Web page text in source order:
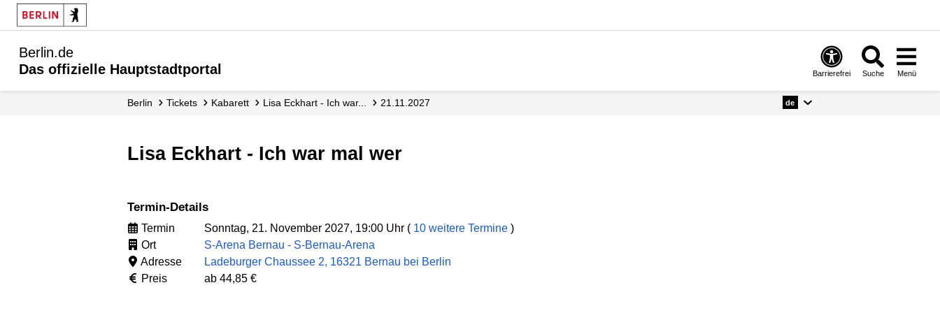
Berlin.de
Das offizielle Hauptstadtportal
Barrierefrei Suche Menü
Berlin Tickets Kabarett Lisa Eckhart - Ich war... 21.11.2027 de
Lisa Eckhart - Ich war mal wer
Termin-Details
Termin Sonntag, 21. November 2027, 19:00 Uhr ( 10 weitere Termine )
Ort
S-Arena Bernau - S-Bernau-Arena
Adresse
Ladeburger Chaussee 2, 16321 Bernau bei Berlin
Preis
ab 44,85 €